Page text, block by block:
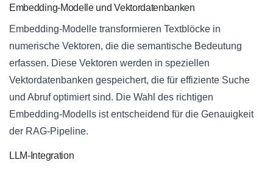
Embedding-Modelle und Vektordatenbanken
Embedding-Modelle transformieren Textblöcke in
numerische Vektoren, die die semantische Bedeutung
erfassen. Diese Vektoren werden in speziellen
Vektordatenbanken gespeichert, die für effiziente Suche
und Abruf optimiert sind. Die Wahl des richtigen
Embedding-Modells ist entscheidend für die Genauigkeit
der RAG-Pipeline.
LLM-Integration